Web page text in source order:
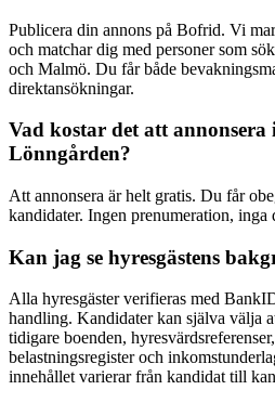
Publicera din annons på Bofrid. Vi
och matchar dig med personer som
och Malmö. Du får både
direktansökningar.
Vad kostar det att annonsera
Lönngården?
Att annonsera är helt gratis. Du får
kandidater. Ingen prenumeration, inga
Kan jag se hyresgästens
Alla hyresgäster verifieras med
handling. Kandidater kan själva välja
tidigare boenden,
belastningsregister och
innehållet varierar från kandidat till